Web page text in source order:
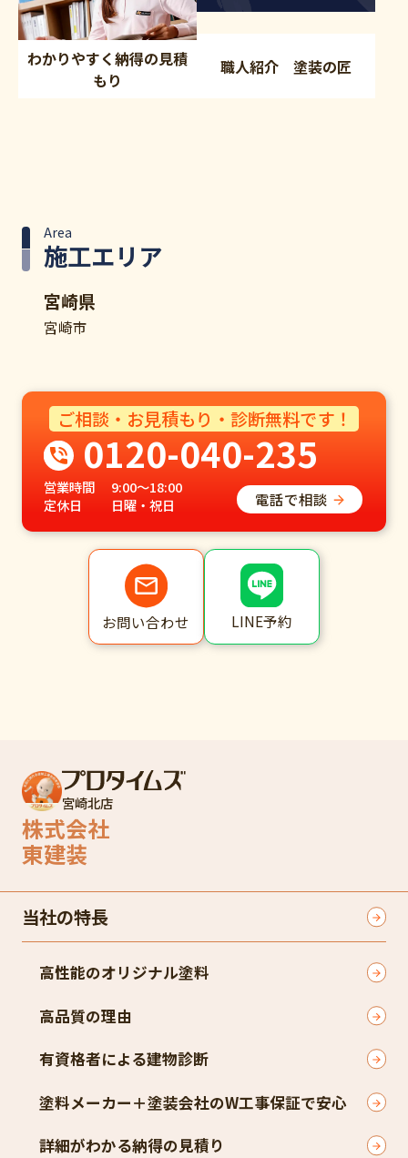
わかりやすく納得の見積
もり
職人紹介 塗装の匠
施工エリア
Area
宮崎県
宮崎市
ご相談・お見積もり・診断無料です！
0120-040-235
営業時間
9:00～18:00
定休日
日曜・祝日 電話で相談
お問い合わせ LINE予約
宮崎北店
株式会社
東建装
当社の特長
高性能のオリジナル塗料
高品質の理由
有資格者による建物診断
塗料メーカー＋塗装会社のW工事保証で安心
詳細がわかる納得の見積り